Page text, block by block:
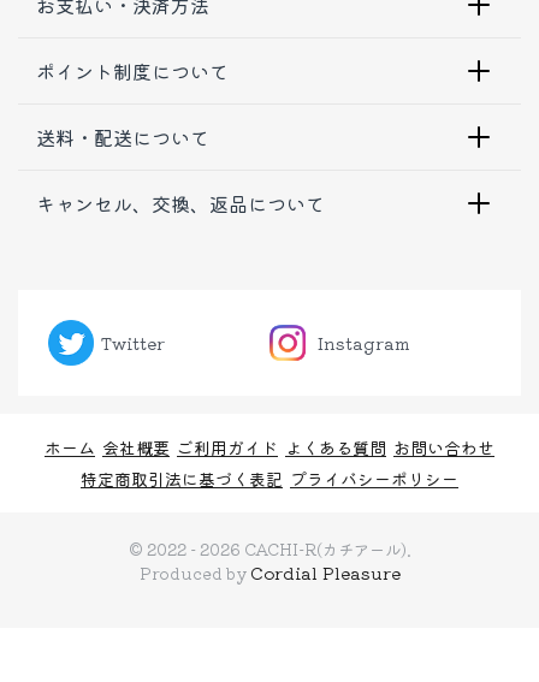
ポイント制度について
送料・配送について
キャンセル、交換、返品について
Twitter Instagram
ホーム 会社概要 ご利用ガイド よくある質問 お問い合わせ
特定商取引法に基づく表記 プライバシーポリシー
© 2022 - 2026 CACHI-R(カチアール).
Produced by Cordial Pleasure